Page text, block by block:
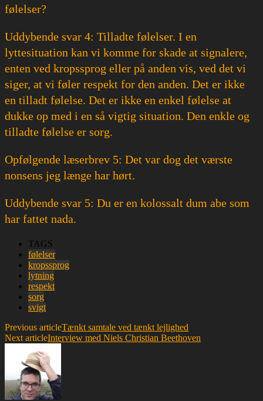
følelser?
Uddybende svar 4: Tilladte følelser. I en
lyttesituation kan vi komme for skade at signalere,
enten ved kropssprog eller på anden vis, ved det vi
siger, at vi føler respekt for den anden. Det er ikke
en tilladt følelse. Det er ikke en enkel følelse at
dukke op med i en så vigtig situation. Den enkle og
tilladte følelse er sorg.
Opfølgende læserbrev 5: Det var dog det værste
nonsens jeg længe har hørt.
Uddybende svar 5: Du er en kolossalt dum abe som
har fattet nada.
TAGS
følelser
kropssprog
lytning
respekt
sorg
svigt
Previous articleTænkt samtale ved tænkt lejlighed
Next articleInterview med Niels Christian Beethoven